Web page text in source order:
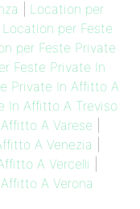
Location per
Location per Feste
per Feste Private
Feste Private In
Private In Affitto A
In Affitto A Treviso
A Varese
A Venezia
A Vercelli
A Verona